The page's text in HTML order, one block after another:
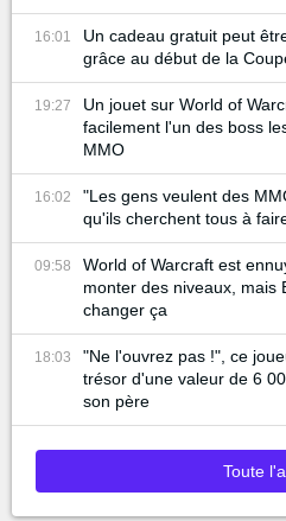
16:01
Un cadeau gratuit peut
grâce au début de la
19:27
Un jouet sur World of
facilement l'un des boss
MMO
16:02
"Les gens veulent des
qu'ils cherchent tous à
09:58
World of Warcraft est
monter des niveaux, mais
changer ça
18:03
"Ne l'ouvrez pas !", ce
trésor d'une valeur de 6
son père
Toute